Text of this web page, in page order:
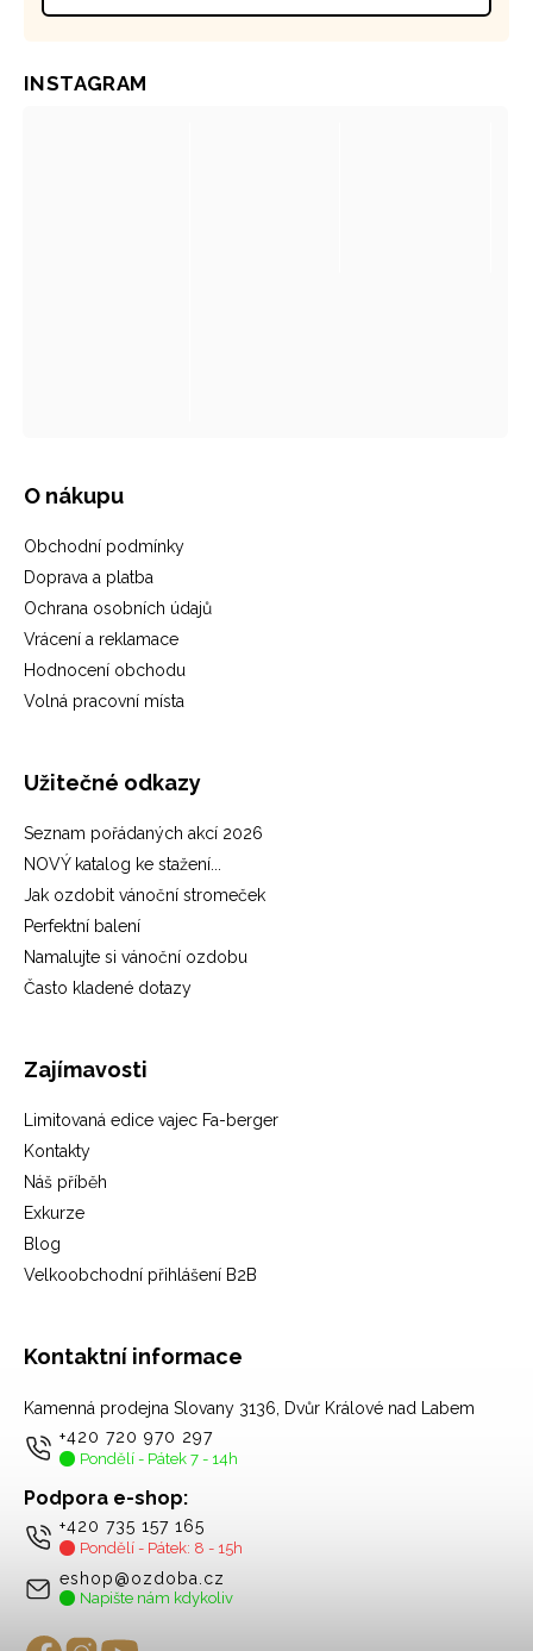
O nákupu
Obchodní podmínky
Doprava a platba
Ochrana osobních údajů
Vrácení a reklamace
Hodnocení obchodu
Volná pracovní místa
Užitečné odkazy
Seznam pořádaných akcí 2026
NOVÝ katalog ke stažení...
Jak ozdobit vánoční stromeček
Perfektní balení
Namalujte si vánoční ozdobu
Často kladené dotazy
Zajímavosti
Limitovaná edice vajec Fa-berger
Kontakty
Náš příběh
Exkurze
Blog
Velkoobchodní přihlášení B2B
Kontaktní informace
Kamenná prodejna Slovany 3136, Dvůr Králové nad Labem
+420 720 970 297
Pondělí - Pátek 7 - 14h
Podpora e-shop:
+420 735 157 165
Pondělí - Pátek: 8 - 15h
eshop@ozdoba.cz
Napište nám kdykoliv
INSTAGRAM